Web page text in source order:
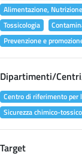
Alimentazione,
Tossicologia
Prevenzione e
Dipartimenti/
Centro di riferimento per
Sicurezza chimico-
Target